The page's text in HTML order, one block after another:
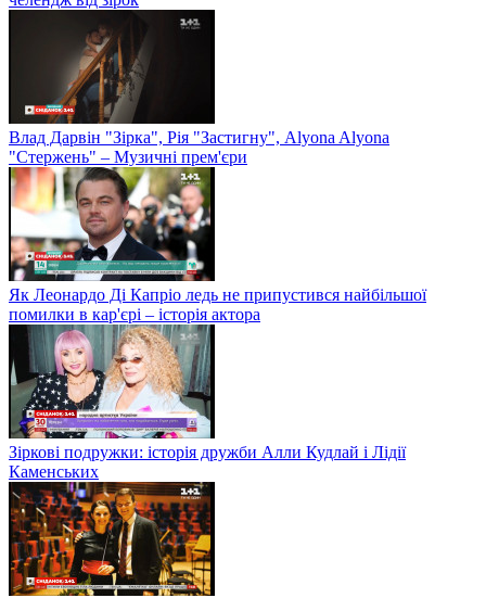
Влад Дарвін "Зірка", Рія "Застигну", Alyona Alyona
"Стержень" – Музичні прем'єри
Як Леонардо Ді Капріо ледь не припустився найбільшої
помилки в кар'єрі – історія актора
Зіркові подружки: історія дружби Алли Кудлай і Лідії
Каменських